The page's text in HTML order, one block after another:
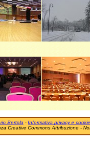
Bertola - Informativa privacy e cookie
Creative Commons Attribuzione -